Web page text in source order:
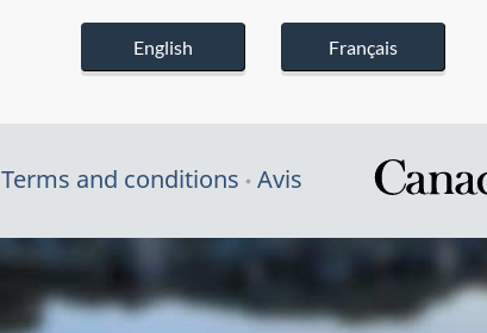
English Français
Terms and conditions Avis